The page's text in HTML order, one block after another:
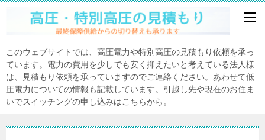
このウェブサイトでは、高圧電力や特別高圧の見積もり依頼を承っ
ています。電力の費用を少しでも安く抑えたいと考えている法人様
は、見積もり依頼を承っていますのでご連絡ください。あわせて低
圧電力についての情報も記載しています。引越し先や現在のお住ま
いでスイッチングの申し込みはこちらから。